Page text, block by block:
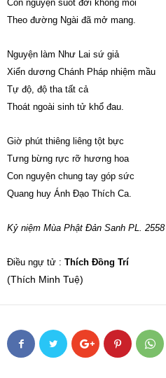
Con nguyện suốt đời không mỏi
Theo đường Ngài đã mở mang.
Nguyện làm Như Lai sứ giả
Xiển dương Chánh Pháp nhiệm mầu
Tự độ, độ tha tất cả
Thoát ngoài sinh tử khổ đau.
Giờ phút thiêng liêng tột bực
Tưng bừng rực rỡ hương hoa
Con nguyện chung tay góp sức
Quang huy Ánh Đạo Thích Ca.
Kỷ niệm Mùa Phật Đản Sanh PL. 2558
Điều ngự tử : Thích Đồng Trí
(Thích Minh Tuệ)